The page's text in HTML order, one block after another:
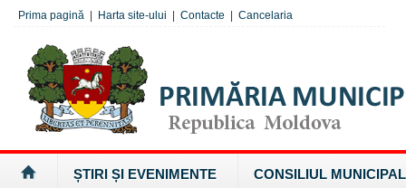
Prima pagină Harta site-ului Contacte Cancelaria
ȘTIRI ȘI EVENIMENTE CONSILIUL MUNICIPAL